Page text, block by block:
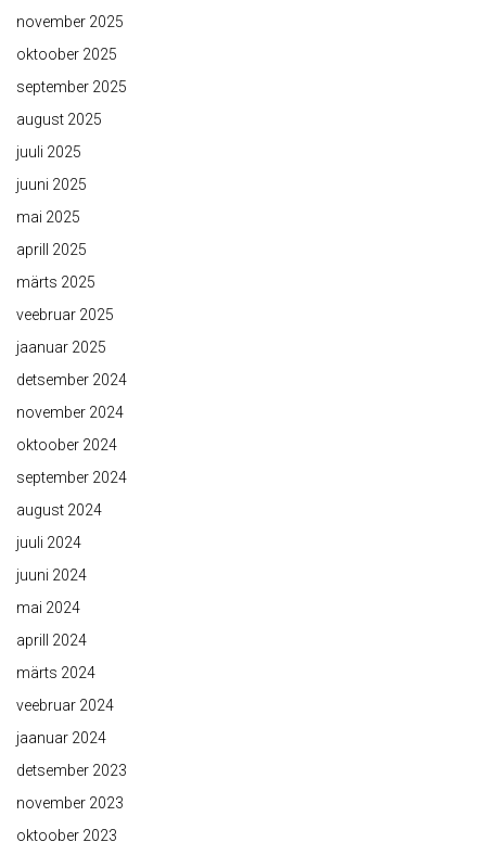
november 2025
oktoober 2025
september 2025
august 2025
juuli 2025
juuni 2025
mai 2025
aprill 2025
märts 2025
veebruar 2025
jaanuar 2025
detsember 2024
november 2024
oktoober 2024
september 2024
august 2024
juuli 2024
juuni 2024
mai 2024
aprill 2024
märts 2024
veebruar 2024
jaanuar 2024
detsember 2023
november 2023
oktoober 2023